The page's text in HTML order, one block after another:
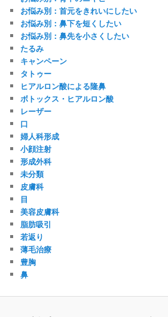
お悩み別：首元をきれいにしたい
お悩み別：鼻下を短くしたい
お悩み別：鼻先を小さくしたい
たるみ
キャンペーン
タトゥー
ヒアルロン酸による隆鼻
ボトックス・ヒアルロン酸
レーザー
口
婦人科形成
小顔注射
形成外科
未分類
皮膚科
目
美容皮膚科
脂肪吸引
若返り
薄毛治療
豊胸
鼻